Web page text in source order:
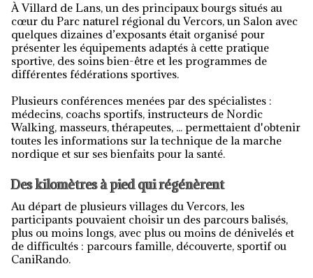
À Villard de Lans, un des principaux bourgs situés au
cœur du Parc naturel régional du Vercors, un Salon avec
quelques dizaines d’exposants était organisé pour
présenter les équipements adaptés à cette pratique
sportive, des soins bien-être et les programmes de
différentes fédérations sportives.
Plusieurs conférences menées par des spécialistes :
médecins, coachs sportifs, instructeurs de Nordic
Walking, masseurs, thérapeutes, ... permettaient d'obtenir
toutes les informations sur la technique de la marche
nordique et sur ses bienfaits pour la santé.
Des kilomètres à pied qui régénèrent
Au départ de plusieurs villages du Vercors, les
participants pouvaient choisir un des parcours balisés,
plus ou moins longs, avec plus ou moins de dénivelés et
de difficultés : parcours famille, découverte, sportif ou
CaniRando.